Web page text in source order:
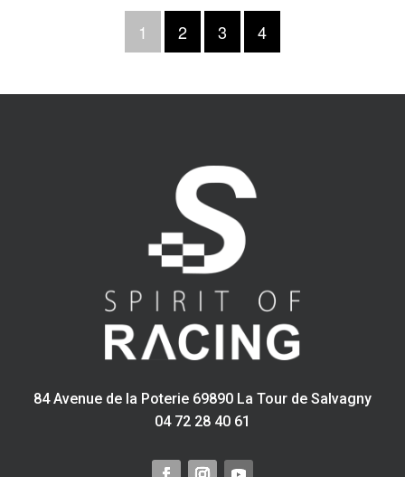
prix :
550,00 €
1 2 3 4
84 Avenue de la Poterie 69890 La Tour de Salvagny
04 72 28 40 61